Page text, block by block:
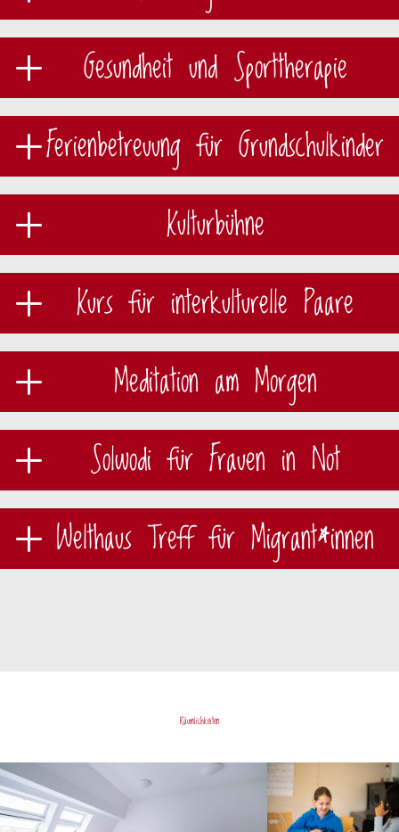
Gesundheit und Sporttherapie
Ferienbetreuung für Grundschulkinder
Kulturbühne
Kurs für interkulturelle Paare
Meditation am Morgen
Solwodi für Frauen in Not
Welthaus Treff für Migrant*innen
Räumlichkeiten